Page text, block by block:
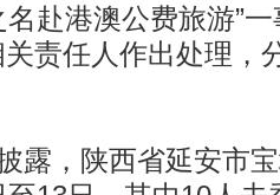
赴港澳公费旅游”
责任人作出处理，
，陕西省延安市宝